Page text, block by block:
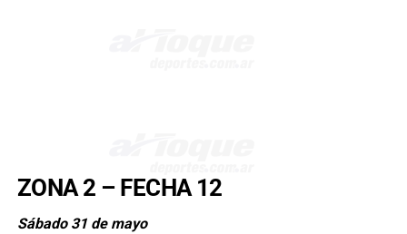
ZONA 2 – FECHA 12
Sábado 31 de mayo